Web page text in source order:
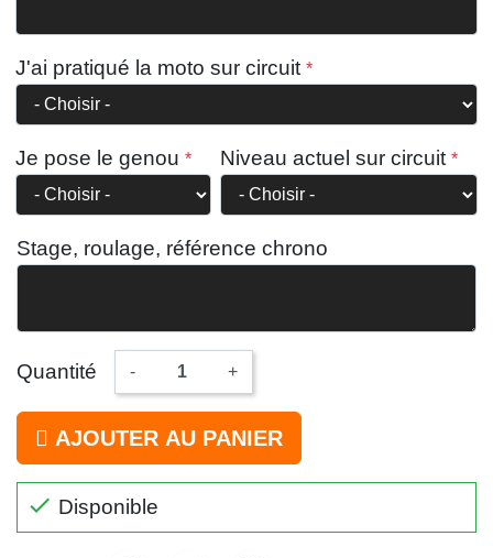
J'ai pratiqué la moto sur circuit
Je pose le genou Niveau actuel sur circuit
Stage, roulage, référence chrono
Quantité - +
AJOUTER AU PANIER
 Disponible